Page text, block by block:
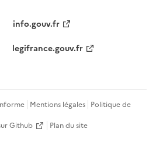
info.gouv.fr
legifrance.gouv.fr
Mentions légales Politique de
Github Plan du site